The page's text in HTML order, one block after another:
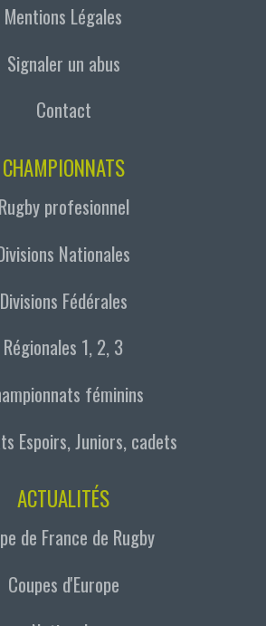
Mentions Légales
Signaler un abus
Contact
CHAMPIONNATS
Rugby profesionnel
Nationales
Divisions Fédérales
Régionales 1, 2, 3
féminins
Espoirs, Juniors, cadets
ACTUALITÉS
de France de Rugby
Coupes d'Europe